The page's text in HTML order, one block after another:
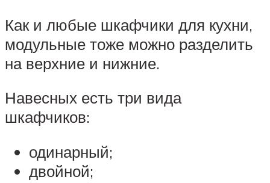
Как и любые шкафчики для кухни,
модульные тоже можно разделить
на верхние и нижние.
Навесных есть три вида
шкафчиков:
одинарный;
двойной;